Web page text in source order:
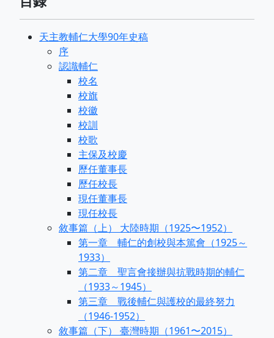
天主教輔仁大學90年史稿
序
認識輔仁
校名
校旗
校徽
校訓
校歌
主保及校慶
歷任董事長
歷任校長
現任董事長
現任校長
敘事篇（上） 大陸時期（1925〜1952）
第一章 輔仁的創校與本篤會（1925～
1933）
第二章 聖言會接辦與抗戰時期的輔仁
（1933～1945）
第三章 戰後輔仁與護校的最終努力
（1946-1952）
敘事篇（下） 臺灣時期（1961〜2015）